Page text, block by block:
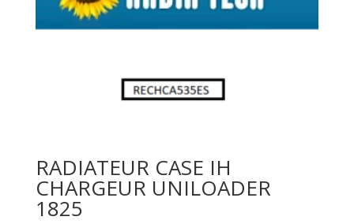
RADIATEUR CASE IH
CHARGEUR UNILOADER
1825